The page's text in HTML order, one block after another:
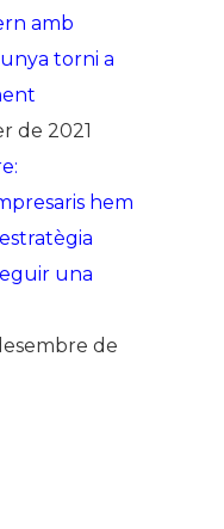
amb
torni a
de 2021
hem
una
de